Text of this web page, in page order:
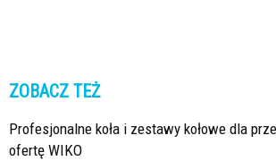
ZOBACZ TEŻ
Profesjonalne koła i zestawy kołowe dla
ofertę WIKO